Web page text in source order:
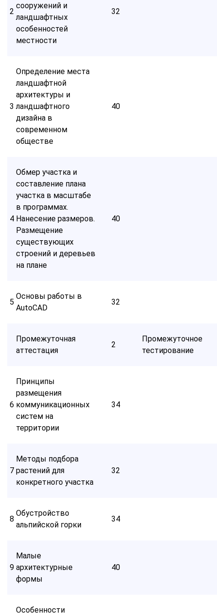
2
сооружений и
ландшафтных
особенностей
местности
32
3
Определение места
ландшафтной
архитектуры и
ландшафтного
дизайна в
современном
обществе
40
4
Обмер участка и
составление плана
участка в масштабе
в программах.
Нанесение размеров.
Размещение
существующих
строений и деревьев
на плане
40
5
Основы работы в
AutoCAD
32
Промежуточная
аттестация
2
Промежуточное
тестирование
6
Принципы
размещения
коммуникационных
систем на
территории
34
7
Методы подбора
растений для
конкретного участка
32
8
Обустройство
альпийской горки
34
9
Малые
архитектурные
формы
40
Особенности